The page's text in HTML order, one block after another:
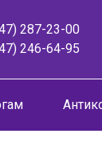
287-23-00
246-64-95